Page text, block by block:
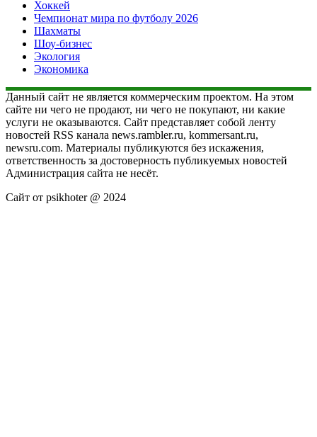
Хоккей
Чемпионат мира по футболу 2026
Шахматы
Шоу-бизнес
Экология
Экономика
Данный сайт не является коммерческим проектом. На этом
сайте ни чего не продают, ни чего не покупают, ни какие
услуги не оказываются. Сайт представляет собой ленту
новостей RSS канала news.rambler.ru, kommersant.ru,
newsru.com. Материалы публикуются без искажения,
ответственность за достоверность публикуемых новостей
Администрация сайта не несёт.
Сайт от psikhoter @ 2024